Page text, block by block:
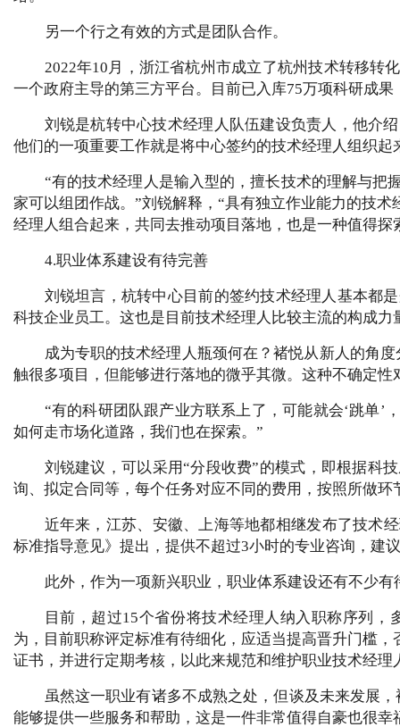
另一个行之有效的方式是团队合作。
2022年10月，浙江省杭州市成立了杭州技术转移转
一个政府主导的第三方平台。目前已入库75万项科研成
刘锐是杭转中心技术经理人队伍建设负责人，他介
他们的一项重要工作就是将中心签约的技术经理人组织起
“有的技术经理人是输入型的，擅长技术的理解与把
家可以组团作战。”刘锐解释，“具有独立作业能力的技
经理人组合起来，共同去推动项目落地，也是一种值得探
4.职业体系建设有待完善
刘锐坦言，杭转中心目前的签约技术经理人基本都
科技企业员工。这也是目前技术经理人比较主流的构成力
成为专职的技术经理人瓶颈何在？褚悦从新人的角
触很多项目，但能够进行落地的微乎其微。这种不确定性
“有的科研团队跟产业方联系上了，可能就会‘跳单
如何走市场化道路，我们也在探索。”
刘锐建议，可以采用“分段收费”的模式，即根据科
询、拟定合同等，每个任务对应不同的费用，按照所做环
近年来，江苏、安徽、上海等地都相继发布了技术
标准指导意见》提出，提供不超过3小时的专业咨询，建
此外，作为一项新兴职业，职业体系建设还有不少有
目前，超过15个省份将技术经理人纳入职称序列
为，目前职称评定标准有待细化，应适当提高晋升门槛
证书，并进行定期考核，以此来规范和维护职业技术经理
虽然这一职业有诸多不成熟之处，但谈及未来发展
能够提供一些服务和帮助，这是一件非常值得自豪也很幸